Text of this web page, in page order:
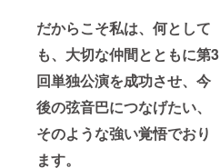
だからこそ私は、何として
も、大切な仲間とともに第3
回単独公演を成功させ、今
後の弦音巴につなげたい、
そのような強い覚悟でおり
ます。